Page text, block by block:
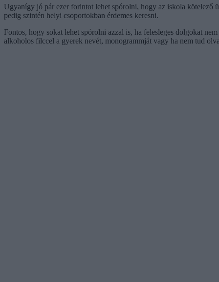
Ugyanígy jó pár ezer forintot lehet spórolni, hogy az iskola kötelező
pedig szintén helyi csoportokban érdemes keresni.
Fontos, hogy sokat lehet spórolni azzal is, ha felesleges dolgokat
alkoholos filccel a gyerek nevét, monogrammját vagy ha nem tud